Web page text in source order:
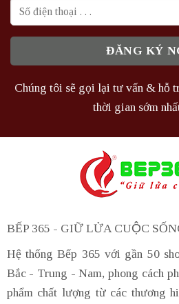
Chúng tôi sẽ gọi lại tư vấn & hỗ
thời gian sớm
BẾP 365 - GIỮ LỬA CUỘC
Hệ thống Bếp 365 với gần 50
Bắc - Trung - Nam, phong cách
phẩm chất lượng từ các thương